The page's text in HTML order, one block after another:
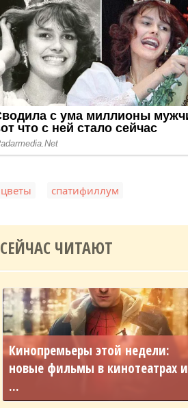
цветы спатифиллум
СЕЙЧАС ЧИТАЮТ
Кинопремьеры этой недели:
новые фильмы в кинотеатрах и
...